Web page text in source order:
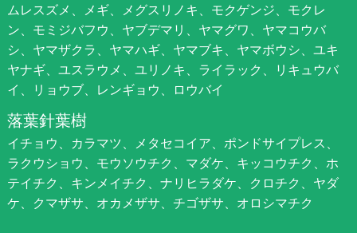
ムレスズメ、メギ、メグスリノキ、モクゲンジ、モクレ
ン、モミジバフウ、ヤブデマリ、ヤマグワ、ヤマコウバ
シ、ヤマザクラ、ヤマハギ、ヤマブキ、ヤマボウシ、ユキ
ヤナギ、ユスラウメ、ユリノキ、ライラック、リキュウバ
イ、リョウブ、レンギョウ、ロウバイ
落葉針葉樹
イチョウ、カラマツ、メタセコイア、ポンドサイプレス、
ラクウショウ、モウソウチク、マダケ、キッコウチク、ホ
テイチク、キンメイチク、ナリヒラダケ、クロチク、ヤダ
ケ、クマザサ、オカメザサ、チゴザサ、オロシマチク